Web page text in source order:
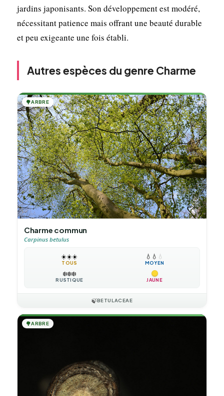
jardins japonisants. Son développement est modéré,
nécessitant patience mais offrant une beauté durable
et peu exigeante une fois établi.
Autres espèces du genre Charme
🌳ARBRE
Charme commun
Carpinus betulus
☀️☀️☀️
TOUS
💧 💧 💧
MOYEN
❄️❄️❄️
RUSTIQUE JAUNE
🍃BETULACEAE
🌳ARBRE